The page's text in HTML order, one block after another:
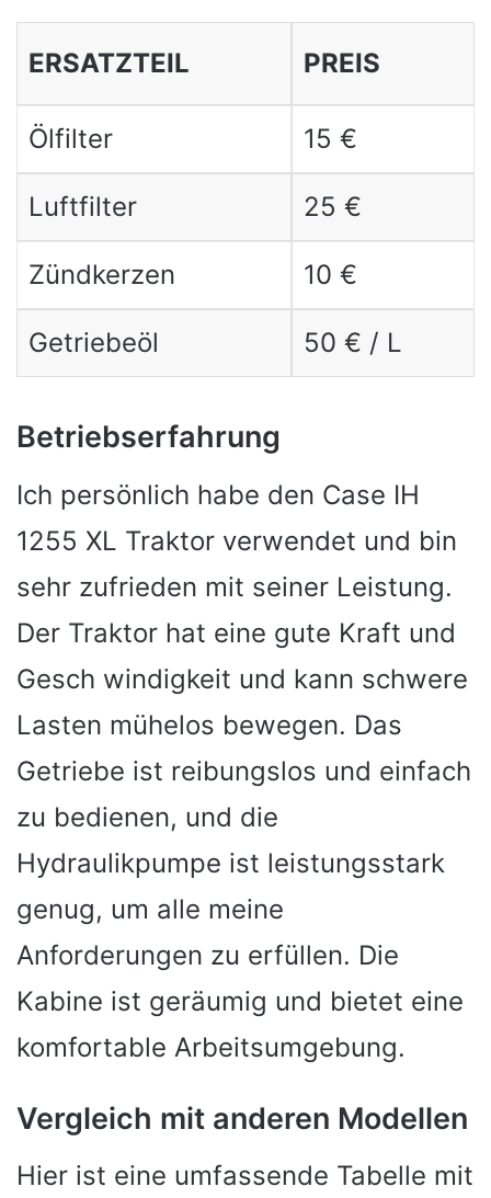
ERSATZTEIL PREIS
Ölfilter 15 €
Luftfilter 25 €
Zündkerzen 10 €
Getriebeöl 50 € / L
Betriebserfahrung
Ich persönlich habe den Case IH
1255 XL Traktor verwendet und bin
sehr zufrieden mit seiner Leistung.
Der Traktor hat eine gute Kraft und
Gesch windigkeit und kann schwere
Lasten mühelos bewegen. Das
Getriebe ist reibungslos und einfach
zu bedienen, und die
Hydraulikpumpe ist leistungsstark
genug, um alle meine
Anforderungen zu erfüllen. Die
Kabine ist geräumig und bietet eine
komfortable Arbeitsumgebung.
Vergleich mit anderen Modellen
Hier ist eine umfassende Tabelle mit